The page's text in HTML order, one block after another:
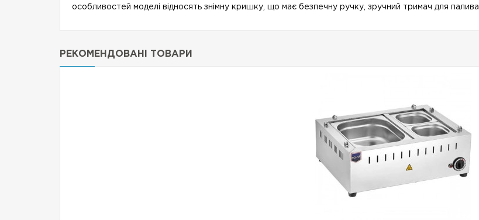
особливостей моделі відносять знімну кришку, що має безпечну ручку, зручний тримач для палива.
РЕКОМЕНДОВАНІ ТОВАРИ